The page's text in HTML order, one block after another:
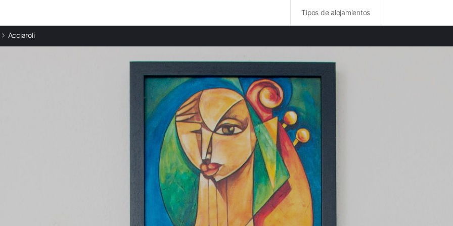
Tipos de alojamientos
Casas rurales en Casal Velino
Casas rurales en Marina di Casalvelino
Acciaroli